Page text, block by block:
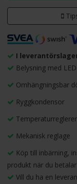
I
Belysning med LED
Omhängningsbar
Ryggkondensor
Mekanisk reglage
Köp till inbärning,
produkt när du betalar
Vill du ha en